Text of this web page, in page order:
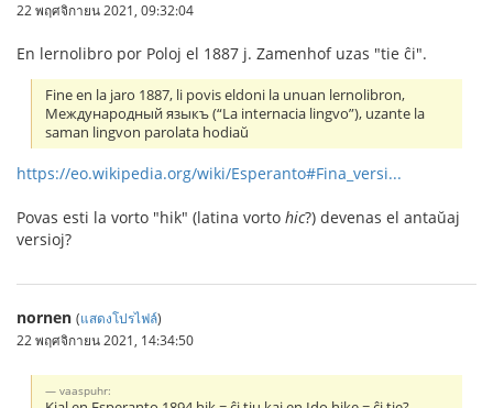
22 พฤศจิกายน 2021, 09:32:04
En lernolibro por Poloj el 1887 j. Zamenhof uzas "tie ĉi".
Fine en la jaro 1887, li povis eldoni la unuan lernolibron,
Международный языкъ (“La internacia lingvo”), uzante la
saman lingvon parolata hodiaŭ
https://eo.wikipedia.org/wiki/Esperanto#Fina_versi...
Povas esti la vorto "hik" (latina vorto hic?) devenas el antaŭaj
versioj?
nornen (แสดงโปรไฟล์)
22 พฤศจิกายน 2021, 14:34:50
vaaspuhr: